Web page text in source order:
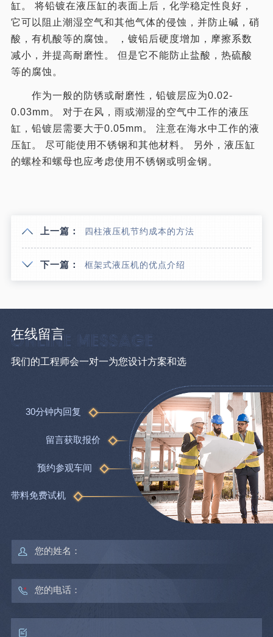
缸。 将铅镀在液压缸的表面上后，化学稳定性良好，
它可以阻止潮湿空气和其他气体的侵蚀，并防止碱，硝
酸，有机酸等的腐蚀。 ，镀铅后硬度增加，摩擦系数
减小，并提高耐磨性。 但是它不能防止盐酸，热硫酸
等的腐蚀。
作为一般的防锈或耐磨性，铅镀层应为0.02-
0.03mm。 对于在风，雨或潮湿的空气中工作的液压
缸，铅镀层需要大于0.05mm。 注意在海水中工作的液
压缸。 尽可能使用不锈钢和其他材料。 另外，液压缸
的螺栓和螺母也应考虑使用不锈钢或明金钢。
上一篇： 四柱液压机节约成本的方法
下一篇： 框架式液压机的优点介绍
在线留言
我们的工程师会一对一为您设计方案和选
30分钟内回复
留言获取报价
预约参观车间
带料免费试机